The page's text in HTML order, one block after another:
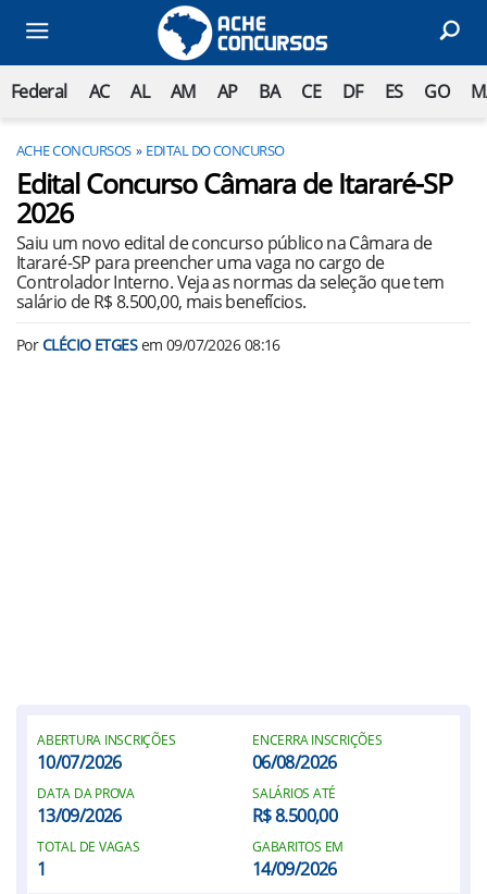
Federal AC AL AM AP BA CE DF ES GO
ACHE CONCURSOS EDITAL DO CONCURSO
Edital Concurso Câmara de Itararé-SP
2026
Saiu um novo edital de concurso público na Câmara de
Itararé-SP para preencher uma vaga no cargo de
Controlador Interno. Veja as normas da seleção que tem
salário de R$ 8.500,00, mais benefícios.
PorCLÉCIO ETGESem 09/07/2026 08:16
ABERTURA INSCRIÇÕES
10/07/2026
ENCERRA INSCRIÇÕES
06/08/2026
DATA DA PROVA
13/09/2026
SALÁRIOS ATÉ
R$ 8.500,00
TOTAL DE VAGAS
1
GABARITOS EM
14/09/2026